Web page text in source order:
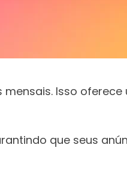
Isso
que seus